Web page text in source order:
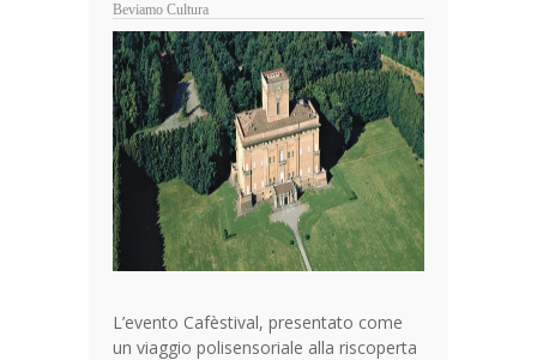
Beviamo Cultura
L’evento Cafèstival, presentato come
un viaggio polisensoriale alla riscoperta